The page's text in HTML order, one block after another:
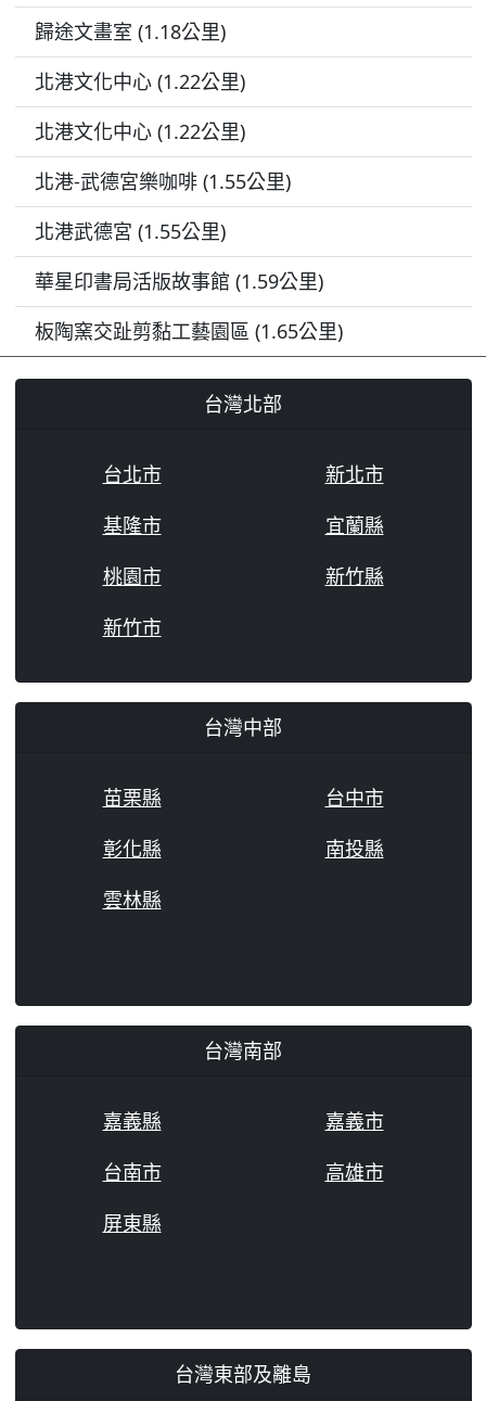
歸途文畫室 (1.18公里)
北港文化中心 (1.22公里)
北港文化中心 (1.22公里)
北港-武德宮樂咖啡 (1.55公里)
北港武德宮 (1.55公里)
華星印書局活版故事館 (1.59公里)
板陶窯交趾剪黏工藝園區 (1.65公里)
台灣北部
台北市
新北市
基隆市
宜蘭縣
桃園市
新竹縣
新竹市
台灣中部
苗栗縣
台中市
彰化縣
南投縣
雲林縣
台灣南部
嘉義縣
嘉義市
台南市
高雄市
屏東縣
台灣東部及離島